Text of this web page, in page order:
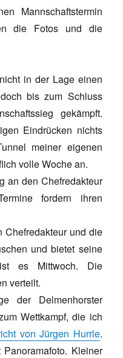
Mannschaftstermin
die Fotos und die
in der Lage einen
bis zum Schluss
gekämpft.
Eindrücken nichts
meiner eigenen
volle Woche an.
an den Chefredakteur
fordern ihren
Chefredakteur und die
und bietet seine
es Mittwoch. Die
verteilt.
der Delmenhorster
Wettkampf, die ich
von Jürgen Hurrle.
Kleiner